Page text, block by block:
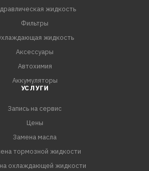
жидкость
Фильтры
жидкость
Аксессуары
Автохимия
Аккумуляторы
УСЛУГИ
Запись на сервис
Цены
Замена масла
тормозной жидкости
охлаждающей жидкости